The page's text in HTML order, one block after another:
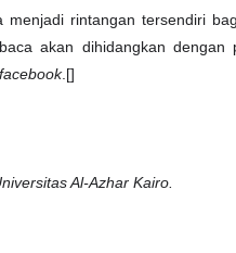
rintangan tersendiri
akan dihidangkan dengan
facebook.[]
Al-Azhar Kairo.